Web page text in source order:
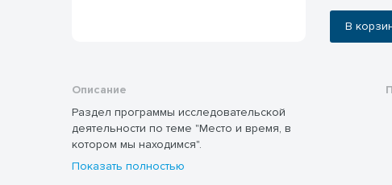
В
Описание
Раздел программы исследовательской
деятельности по теме "Место и время, в
котором мы находимся".
Показать полностью